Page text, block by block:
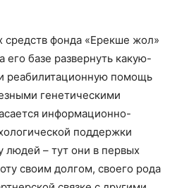
фонда «Ерекше жол»
его базе развернуть какую-
реабилитационную помощь
генетическими
информационно-
поддержки
людей – тут они в первых
своим долгом, своего рода